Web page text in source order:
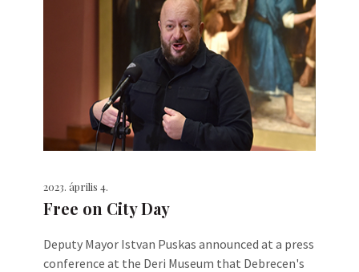
2023. április 4.
Free on City Day
Deputy Mayor Istvan Puskas announced at a press
conference at the Deri Museum that Debrecen's